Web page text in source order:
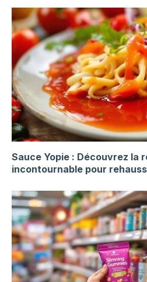
Sauce Yopie : Découvrez la
incontournable pour